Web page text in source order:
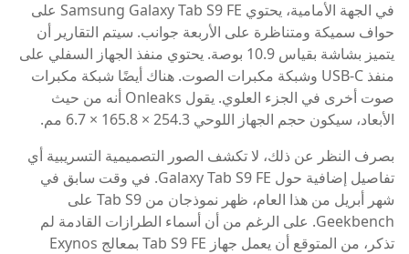
في الجهة الأمامية، يحتوي Samsung Galaxy Tab S9 FE على
حواف سميكة ومتناظرة على الأربعة جوانب. سيتم التقارير أن
يتميز بشاشة بقياس 10.9 بوصة. يحتوي منفذ الجهاز السفلي على
منفذ USB-C وشبكة مكبرات الصوت. هناك أيضًا شبكة مكبرات
صوت أخرى في الجزء العلوي. يقول Onleaks أنه من حيث
الأبعاد، سيكون حجم الجهاز اللوحي 254.3 × 165.8 × 6.7 مم.
بصرف النظر عن ذلك، لا تكشف الصور التصميمية التسريبية أي
تفاصيل إضافية حول Galaxy Tab S9 FE. في وقت سابق في
شهر أبريل من هذا العام، ظهر نموذجان من Tab S9 على
Geekbench. على الرغم من أن أسماء الطرازات القادمة لم
تذكر، من المتوقع أن يعمل جهاز Tab S9 FE بمعالج Exynos